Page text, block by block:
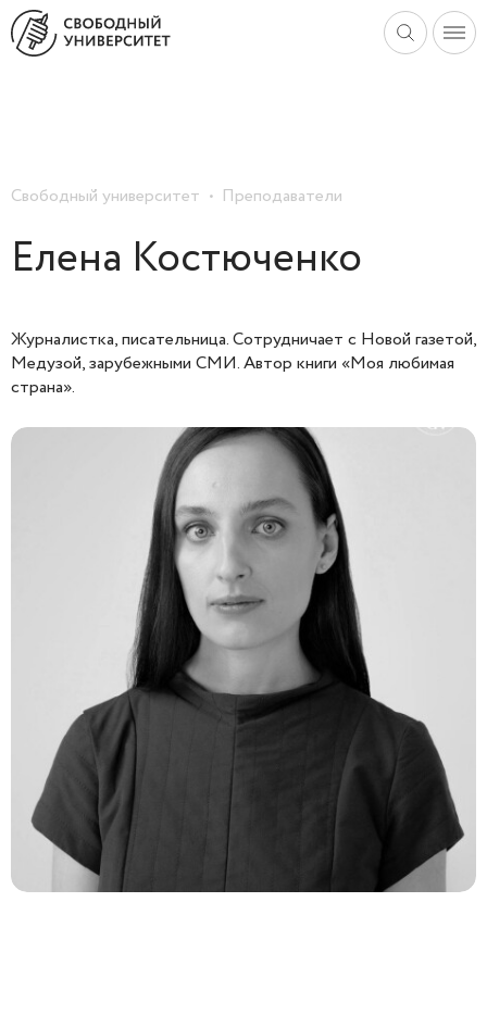
Свободный университет Преподаватели
Елена Костюченко
Журналистка, писательница. Сотрудничает с Новой газетой,
Медузой, зарубежными СМИ. Автор книги «Моя любимая
страна».